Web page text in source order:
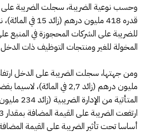
وحسب نوعية الضريبة، سجلت الضريبة على
قدره 418 مليون درهم
للضريبة على الشركات المحجوزة في المنبع
المخولة للغير ومنتجات التوظيف ذات الدخل
مليون درهم (زائد 2,7 في المائة)،
المتأتية من
أساسا تحت تأثير الضريبة على القيمة